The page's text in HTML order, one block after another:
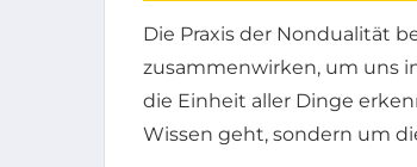
Die Praxis der Nondualität
zusammenwirken, um uns
die Einheit aller Dinge
Wissen geht, sondern um